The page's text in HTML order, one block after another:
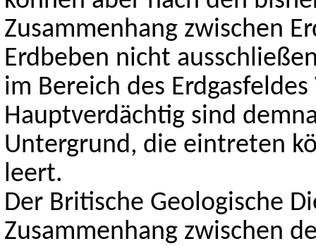
Zusammenhang zwischen
Erdbeben nicht
im Bereich des
Hauptverdächtig sind
Untergrund, die eintreten
leert.
Der Britische Geologische
Zusammenhang zwischen